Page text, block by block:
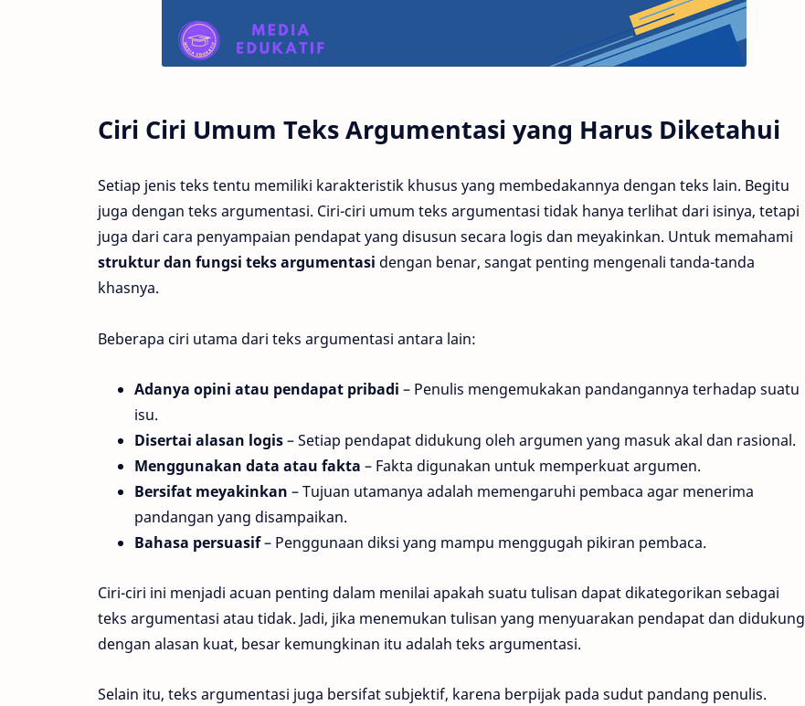
Ciri Ciri Umum Teks Argumentasi yang Harus Diketahui
Setiap jenis teks tentu memiliki karakteristik khusus yang membedakannya dengan teks lain. Begitu
juga dengan teks argumentasi. Ciri-ciri umum teks argumentasi tidak hanya terlihat dari isinya, tetapi
juga dari cara penyampaian pendapat yang disusun secara logis dan meyakinkan. Untuk memahami
struktur dan fungsi teks argumentasi dengan benar, sangat penting mengenali tanda-tanda
khasnya.
Beberapa ciri utama dari teks argumentasi antara lain:
Adanya opini atau pendapat pribadi – Penulis mengemukakan pandangannya terhadap suatu
isu.
Disertai alasan logis– Setiap pendapat didukung oleh argumen yang masuk akal dan rasional.
Menggunakan data atau fakta – Fakta digunakan untuk memperkuat argumen.
Bersifat meyakinkan – Tujuan utamanya adalah memengaruhi pembaca agar menerima
pandangan yang disampaikan.
Bahasa persuasif– Penggunaan diksi yang mampu menggugah pikiran pembaca.
Ciri-ciri ini menjadi acuan penting dalam menilai apakah suatu tulisan dapat dikategorikan sebagai
teks argumentasi atau tidak. Jadi, jika menemukan tulisan yang menyuarakan pendapat dan didukung
dengan alasan kuat, besar kemungkinan itu adalah teks argumentasi.
Selain itu, teks argumentasi juga bersifat subjektif, karena berpijak pada sudut pandang penulis.